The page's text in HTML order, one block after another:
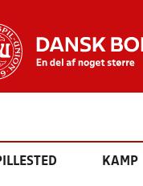
KAMP